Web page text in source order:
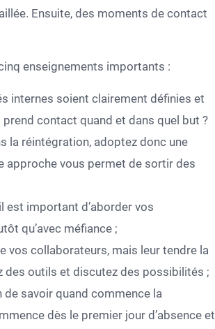
Ensuite, des moments de contact
enseignements importants :
internes soient clairement définies et
contact quand et dans quel but ?
la réintégration, adoptez donc une
approche vous permet de sortir des
est important d’aborder vos
qu’avec méfiance ;
vos collaborateurs, mais leur tendre la
des outils et discutez des possibilités ;
savoir quand commence la
dès le premier jour d’absence et